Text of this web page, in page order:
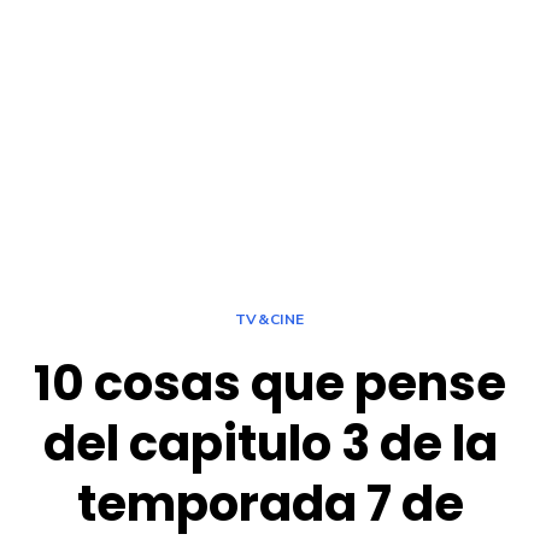
TV&CINE
10 cosas que pense
del capitulo 3 de la
temporada 7 de